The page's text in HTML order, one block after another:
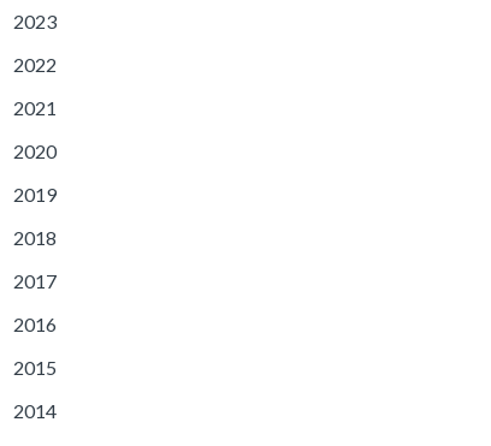
2023
2022
2021
2020
2019
2018
2017
2016
2015
2014